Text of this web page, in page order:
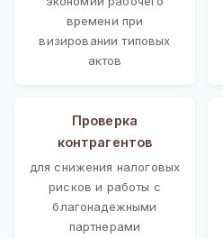
времени при
визировании типовых
актов
Проверка
контрагентов
для снижения налоговых
рисков и работы с
благонадежными
партнерами